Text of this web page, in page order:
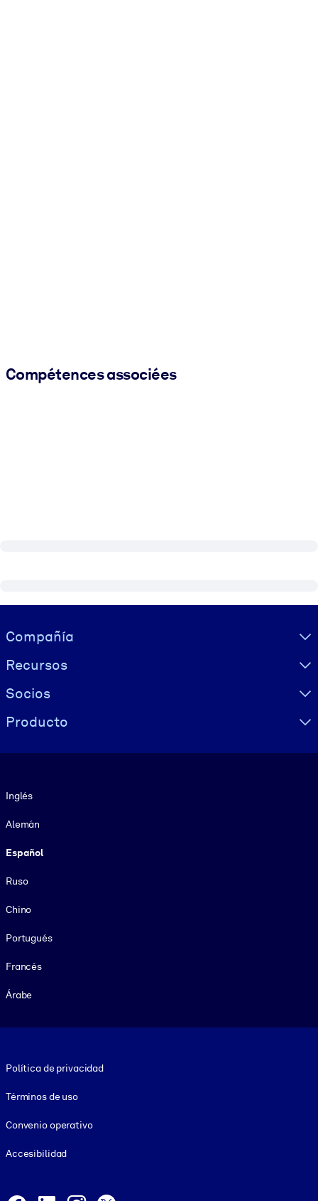
Compétences associées
Visually hidden Text
Compañía
Recursos
Socios
Producto
Inglés
Alemán
Español
Ruso
Chino
Portugués
Francés
Árabe
Política de privacidad
Términos de uso
Convenio operativo
Accesibilidad